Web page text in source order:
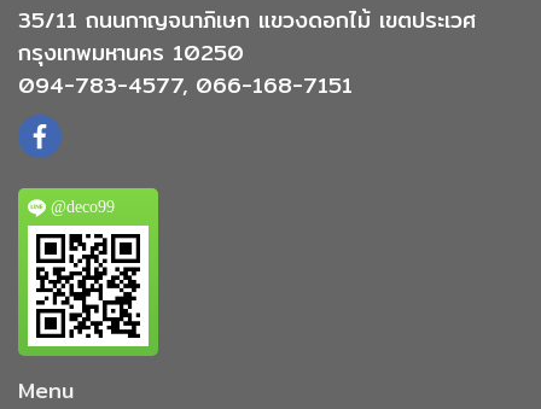
35/11 ถนนกาญจนาภิเษก แขวงดอกไม้ เขตประเวศ
กรุงเทพมหานคร 10250
094-783-4577, 066-168-7151
@deco99
Menu